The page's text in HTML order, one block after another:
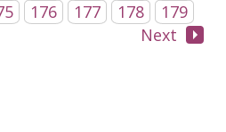
176 177 178
179
Next